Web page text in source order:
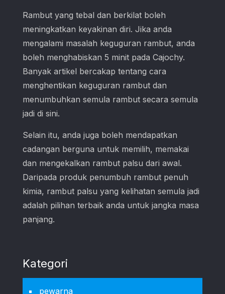
Rambut yang tebal dan berkilat boleh
meningkatkan keyakinan diri. Jika anda
mengalami masalah keguguran rambut, anda
boleh menghabiskan 5 minit pada Cajochy.
Banyak artikel bercakap tentang cara
menghentikan keguguran rambut dan
menumbuhkan semula rambut secara semula
jadi di sini.
Selain itu, anda juga boleh mendapatkan
cadangan berguna untuk memilih, memakai
dan mengekalkan rambut palsu dari awal.
Daripada produk penumbuh rambut penuh
kimia, rambut palsu yang kelihatan semula jadi
adalah pilihan terbaik anda untuk jangka masa
panjang.
Kategori
pewarna